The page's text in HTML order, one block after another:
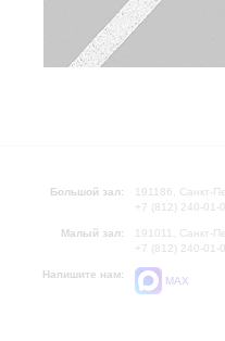
Большой зал:
191186, Санкт-
+7 (812) 240-01-
Малый зал:
191011, Санкт-
+7 (812) 240-01-
Напишите нам:
MAX